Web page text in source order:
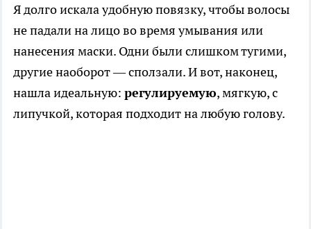
Я долго искала удобную повязку, чтобы волосы
не падали на лицо во время умывания или
нанесения маски. Одни были слишком тугими,
другие наоборот — сползали. И вот, наконец,
нашла идеальную: регулируемую, мягкую, с
липучкой, которая подходит на любую голову.